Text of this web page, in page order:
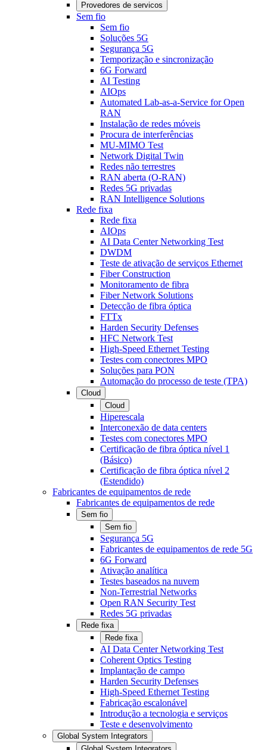
Provedores de servicos
Sem fio
Sem fio
Soluções 5G
Segurança 5G
Temporização e sincronização
6G Forward
AI Testing
AIOps
Automated Lab-as-a-Service for Open
RAN
Instalação de redes móveis
Procura de interferências
MU-MIMO Test
Network Digital Twin
Redes não terrestres
RAN aberta (O-RAN)
Redes 5G privadas
RAN Intelligence Solutions
Rede fixa
Rede fixa
AIOps
AI Data Center Networking Test
DWDM
Teste de ativação de serviços Ethernet
Fiber Construction
Monitoramento de fibra
Fiber Network Solutions
Detecção de fibra óptica
FTTx
Harden Security Defenses
HFC Network Test
High-Speed Ethernet Testing
Testes com conectores MPO
Soluções para PON
Automação do processo de teste (TPA)
Cloud
Cloud
Hiperescala
Interconexão de data centers
Testes com conectores MPO
Certificação de fibra óptica nível 1
(Básico)
Certificação de fibra óptica nível 2
(Estendido)
Fabricantes de equipamentos de rede
Fabricantes de equipamentos de rede
Sem fio
Sem fio
Segurança 5G
Fabricantes de equipamentos de rede 5G
6G Forward
Ativação analítica
Testes baseados na nuvem
Non-Terrestrial Networks
Open RAN Security Test
Redes 5G privadas
Rede fixa
Rede fixa
AI Data Center Networking Test
Coherent Optics Testing
Implantação de campo
Harden Security Defenses
High-Speed Ethernet Testing
Fabricação escalonável
Introdução a tecnologia e serviços
Teste e desenvolvimento
Global System Integrators